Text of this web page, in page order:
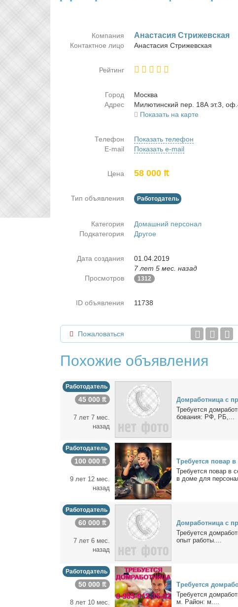
Компания Ана­ста­сия Стри­жев­ская
Контактное лицо Ана­ста­сия Стри­жев­ская
Рейтинг
Город
Москва
Адрес
Ми­лю­тин­ский пер. 18А эт.3,
Показать на карте
Телефон
Показать телефон
E-mail
Показать e-mail
Цена 58 000 ₶
Тип объявления Работодатель
Категория
Домашний персонал
Подкатегория
Другое
Дата создания
01.04.2019
7 лет 5 мес. назад
Просмотров
1312
ID объявления 11738
Пожаловаться
Похожие объявления
Работодатель
45 000 ₶
7 лет 7 мес.
назад
Дом­ра­бот­ни­ца с
Тре­бу­ет­ся
бо­ва­ния: РФ, РБ,...
Работодатель
100 000 ₶
9 лет 12 мес.
назад
Тре­бу­ет­ся по­вар
Тре­бу­ет­ся по­вар в
в до­ме для
Работодатель
60 000 ₶
7 лет 6 мес.
назад
Дом­ра­бот­ни­ца с
Тре­бу­ет­ся
опыт ра­бо­ты....
Работодатель
50 000 ₶
8 лет 10 мес.
Тре­бу­ет­ся
Тре­бу­ет­ся
м. Рай­он: м....